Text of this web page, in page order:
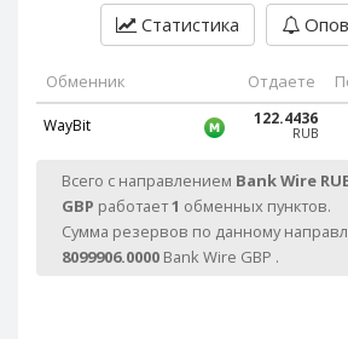
Статистика
Обменник Отдаете
WayBit 122.4436
RUB
Всего с направлением Bank Wire
GBP работает1 обменных пунктов.
Сумма резервов по данному
8099906.0000 Bank Wire GBP .
PayPal PLN
PayPal SEK
PayPal CHF
Webmoney WMZ
Webmoney WMR
Webmoney WME